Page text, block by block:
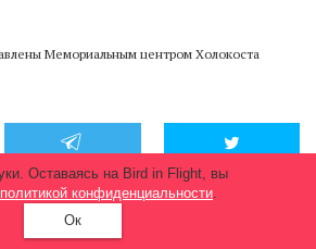
Мемориальным центром Холокоста
Оставаясь на Bird in Flight, вы
политикой конфиденциальности.
Ок